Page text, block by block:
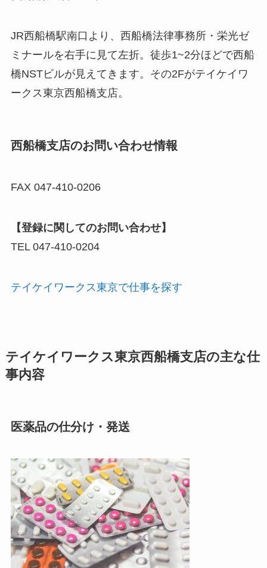
JR西船橋駅南口より、西船橋法律事務所・栄光ゼ
ミナールを右手に見て左折。徒歩1~2分ほどで西船
橋NSTビルが見えてきます。その2Fがテイケイワ
ークス東京西船橋支店。
西船橋支店のお問い合わせ情報
FAX 047-410-0206
【登録に関してのお問い合わせ】
TEL 047-410-0204
テイケイワークス東京で仕事を探す
テイケイワークス東京西船橋支店の主な仕
事内容
医薬品の仕分け・発送